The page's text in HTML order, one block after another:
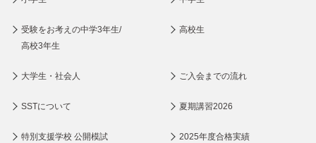
受験をお考えの中学3年生/
高校3年生
高校生
大学生・社会人 ご入会までの流れ
SSTについて 夏期講習2026
特別支援学校 公開模試 2025年度合格実績